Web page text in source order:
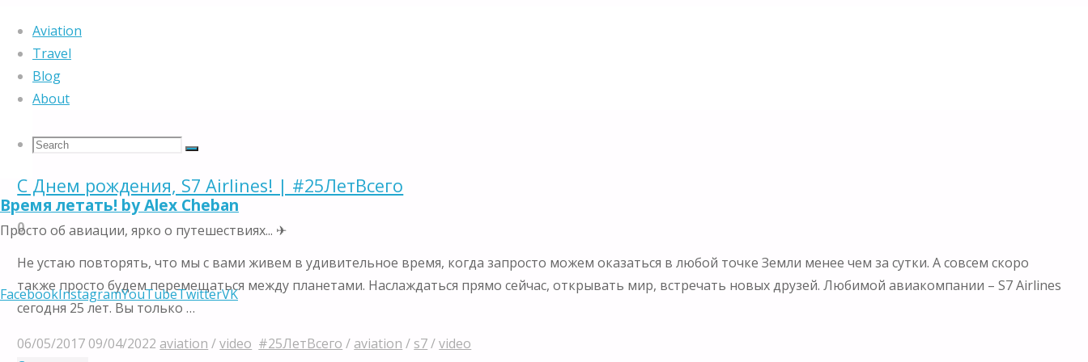
Aviation
Travel
Blog
About
Search
Search
for:
Search
Время летать! by Alex Cheban
Просто об авиации, ярко о путешествиях... ✈
FacebookInstagramYouTubeTwitterVK
Skip
Home
Posts tagged "#25ЛетВсего"
Tag:
C Днем рождения, S7 Airlines! | #25ЛетВсего
0
Не устаю повторять, что мы с вами живем в удивительное время, когда запросто можем оказаться в любой точке Земли менее чем за сутки. А совсем скоро
также просто будем перемещаться между планетами. Наслаждаться прямо сейчас, открывать мир, встречать новых друзей. Любимой авиакомпании – S7 Airlines
сегодня 25 лет. Вы только …
06/05/2017 09/04/2022 aviation /video #25ЛетВсего / aviation / s7/video